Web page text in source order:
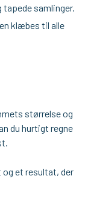
samlinger.​
klæbes til alle
størrelse og
du hurtigt regne
et resultat, der